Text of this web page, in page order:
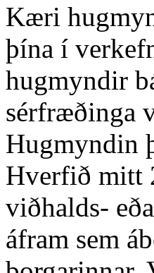
Kæri
þína í
hugmyndir
sérfræðinga
Hugmyndin
Hverfið mitt
viðhalds-
áfram sem